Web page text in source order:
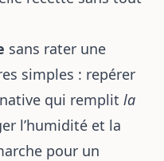
sans rater une
simples : repérer
qui remplit la
l’humidité et la
pour un